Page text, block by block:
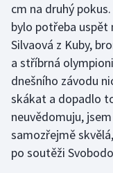
Florbal
Futsal
Golf
Gymnastika
Házená
cm na druhý
bylo potřeba uspět
Silvaová z Kuby,
a stříbrná
dnešního závodu
skákat a dopadlo
neuvědomuju,
samozřejmě
po soutěži